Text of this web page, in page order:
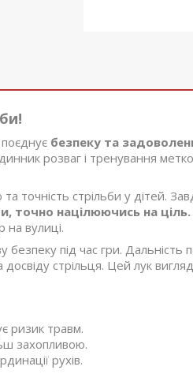
безпеку та
розваг і тренування
точність стрільби у дітей.
точно націлюючись на ціль.
на вулиці.
під час гри. Дальність
стрільця. Цей лук
ризик травм.
захопливою.
рухів.